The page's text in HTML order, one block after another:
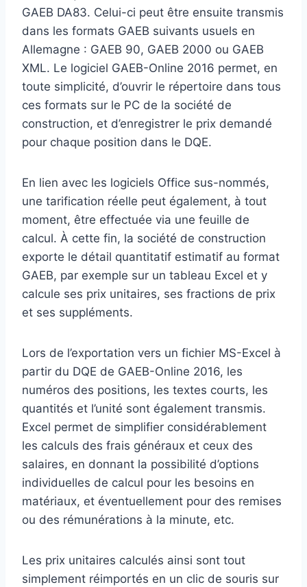
GAEB DA83. Celui-ci peut être ensuite transmis
dans les formats GAEB suivants usuels en
Allemagne : GAEB 90, GAEB 2000 ou GAEB
XML. Le logiciel GAEB-Online 2016 permet, en
toute simplicité, d’ouvrir le répertoire dans tous
ces formats sur le PC de la société de
construction, et d’enregistrer le prix demandé
pour chaque position dans le DQE.
En lien avec les logiciels Office sus-nommés,
une tarification réelle peut également, à tout
moment, être effectuée via une feuille de
calcul. À cette fin, la société de construction
exporte le détail quantitatif estimatif au format
GAEB, par exemple sur un tableau Excel et y
calcule ses prix unitaires, ses fractions de prix
et ses suppléments.
Lors de l’exportation vers un fichier MS-Excel à
partir du DQE de GAEB-Online 2016, les
numéros des positions, les textes courts, les
quantités et l’unité sont également transmis.
Excel permet de simplifier considérablement
les calculs des frais généraux et ceux des
salaires, en donnant la possibilité d’options
individuelles de calcul pour les besoins en
matériaux, et éventuellement pour des remises
ou des rémunérations à la minute, etc.
Les prix unitaires calculés ainsi sont tout
simplement réimportés en un clic de souris sur